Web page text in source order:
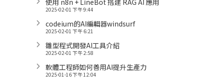
使用 n8n + LineBot 搭建 RAG AI 應用
2025-02-01 下午 9:44
codeium的AI編輯器windsurf
2025-02-01 下午 6:21
雛型程式開發AI工具介紹
2025-02-01 下午 2:58
軟體工程師如何善用AI提升生產力
2025-01-16 下午 12:04